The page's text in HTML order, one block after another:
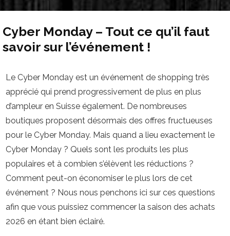
Cyber Monday – Tout ce qu’il faut
savoir sur l’événement !
Le Cyber Monday est un événement de shopping très
apprécié qui prend progressivement de plus en plus
d’ampleur en Suisse également. De nombreuses
boutiques proposent désormais des offres fructueuses
pour le Cyber Monday. Mais quand a lieu exactement le
Cyber Monday ? Quels sont les produits les plus
populaires et à combien s’élèvent les réductions ?
Comment peut-on économiser le plus lors de cet
événement ? Nous nous penchons ici sur ces questions
afin que vous puissiez commencer la saison des achats
2026 en étant bien éclairé.